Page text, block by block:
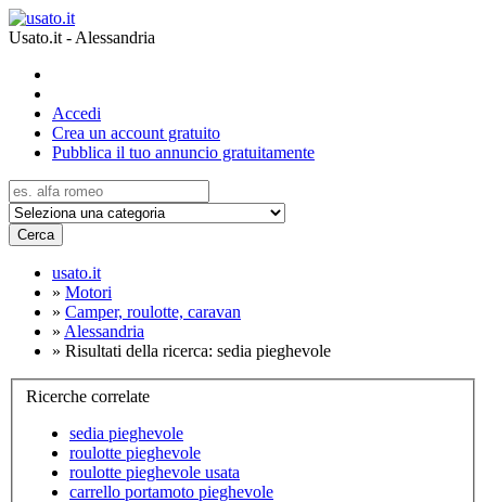
Usato.it - Alessandria
Accedi
Crea un account gratuito
Pubblica il tuo annuncio gratuitamente
Cerca
usato.it
» Motori
» Camper, roulotte, caravan
» Alessandria
» Risultati della ricerca: sedia pieghevole
Ricerche correlate
sedia pieghevole
roulotte pieghevole
roulotte pieghevole usata
carrello portamoto pieghevole